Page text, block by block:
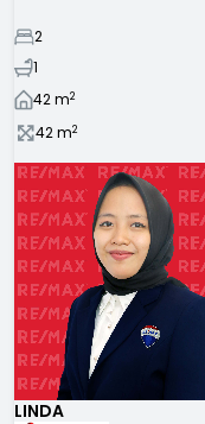
2
1
42m2
42m2
LINDA